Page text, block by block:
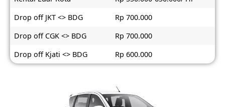
Drop off JKT <> BDG
Rp 700.000
Drop off CGK <> BDG
Rp 700.000
Drop off Kjati <> BDG
Rp 600.000